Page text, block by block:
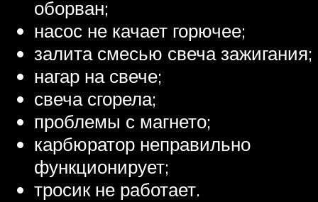
оборван;
насос не качает горючее;
залита смесью свеча зажигания;
нагар на свече;
свеча сгорела;
проблемы с магнето;
карбюратор неправильно
функционирует;
тросик не работает.